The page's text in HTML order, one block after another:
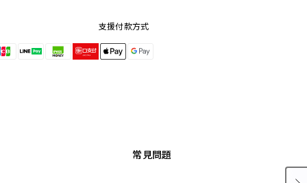
支援付款方式
常見問題